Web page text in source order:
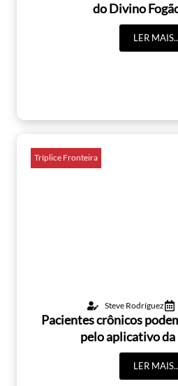
do Divino
LER
Tríplice Fronteira
Steve Rodríguez
Pacientes crônicos
pelo aplicativo
LER